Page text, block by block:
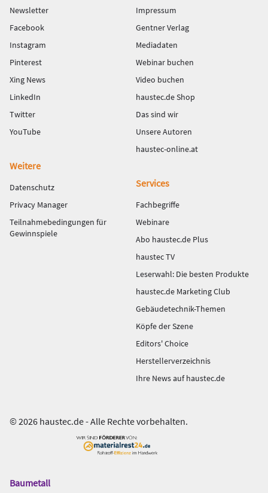
Newsletter
Facebook
Instagram
Pinterest
Xing News
LinkedIn
Twitter
YouTube
Impressum
Gentner Verlag
Mediadaten
Webinar buchen
Video buchen
haustec.de Shop
Das sind wir
Unsere Autoren
haustec-online.at
Weitere
Datenschutz
Privacy Manager
Teilnahmebedingungen für
Gewinnspiele
Services
Fachbegriffe
Webinare
Abo haustec.de Plus
haustec TV
Leserwahl: Die besten Produkte
haustec.de Marketing Club
Gebäudetechnik-Themen
Köpfe der Szene
Editors' Choice
Herstellerverzeichnis
Ihre News auf haustec.de
© 2026 haustec.de - Alle Rechte vorbehalten.
Das
Baumetall